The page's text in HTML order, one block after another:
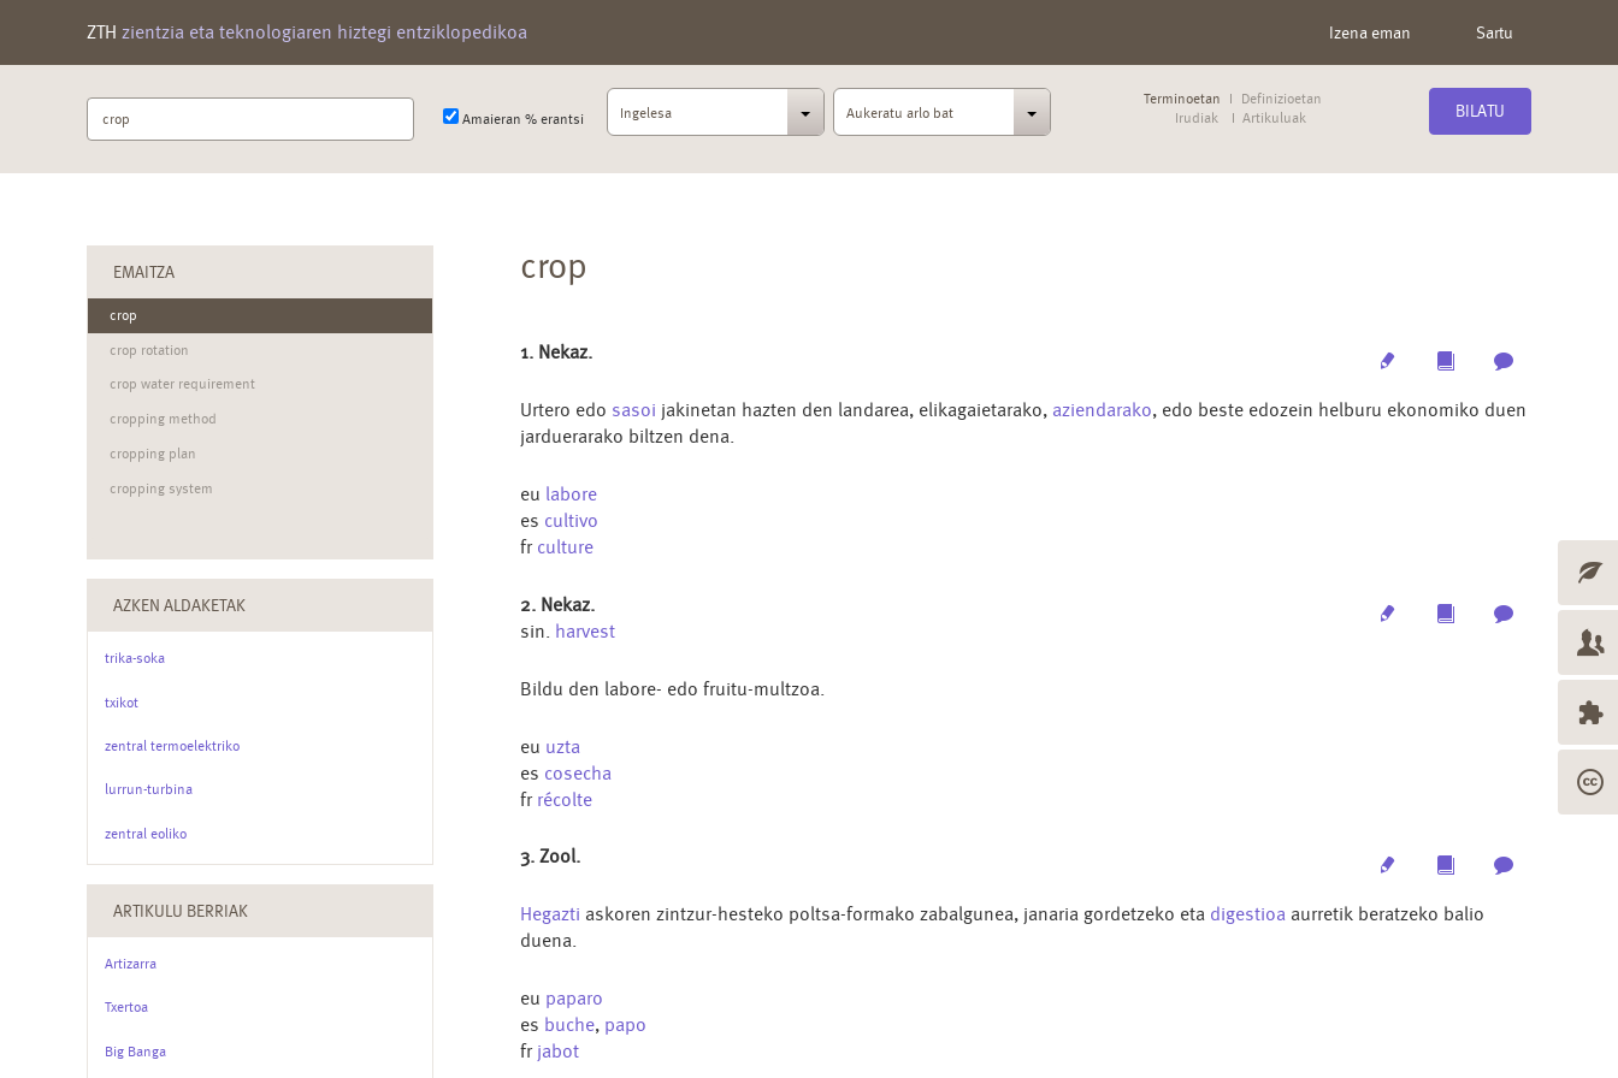
ZTH zientzia eta teknologiaren hiztegi entziklopedikoa Izena eman Sartu
Bilatu
terminoa
Amaieran % erantsi Ingelesa Aukeratu arlo bat
Terminoetan
Definizioetan
Irudiak
Artikuluak BILATU
crop
MultimediaArchive
1. Nekaz.
Urtero edo sasoi jakinetan hazten den landarea, elikagaietarako, aziendarako, edo beste edozein helburu ekonomiko duen
jarduerarako biltzen dena.
eu labore
es cultivo
fr culture
MultimediaArchive
2. Nekaz.
sin. harvest
Bildu den labore- edo fruitu-multzoa.
eu uzta
es cosecha
fr récolte
MultimediaArchive
3. Zool.
Hegazti askoren zintzur-hesteko poltsa-formako zabalgunea, janaria gordetzeko eta digestioa aurretik beratzeko balio
duena.
eu paparo
es buche, papo
fr jabot
EMAITZA
crop
crop rotation
crop water requirement
cropping method
cropping plan
cropping system
AZKEN ALDAKETAK
trika-soka
txikot
zentral termoelektriko
lurrun-turbina
zentral eoliko
ARTIKULU BERRIAK
Artizarra
Txertoa
Big Banga